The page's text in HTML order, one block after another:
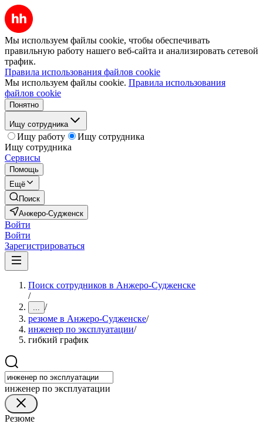
Мы используем файлы cookie, чтобы обеспечивать
правильную работу нашего веб-сайта и анализировать сетевой
трафик.
Правила использования файлов cookie
Мы используем файлы cookie. Правила использования
файлов cookie
Понятно
Ищу сотрудника
Ищу работу
Ищу сотрудника
Ищу сотрудника
Сервисы
Помощь
Ещё
Поиск
Анжеро-Судженск
Войти
Войти
Зарегистрироваться
Поиск сотрудников в Анжеро-Судженске
/
... /
резюме в Анжеро-Судженске/
инженер по эксплуатации/
гибкий график
инженер по эксплуатации
Резюме